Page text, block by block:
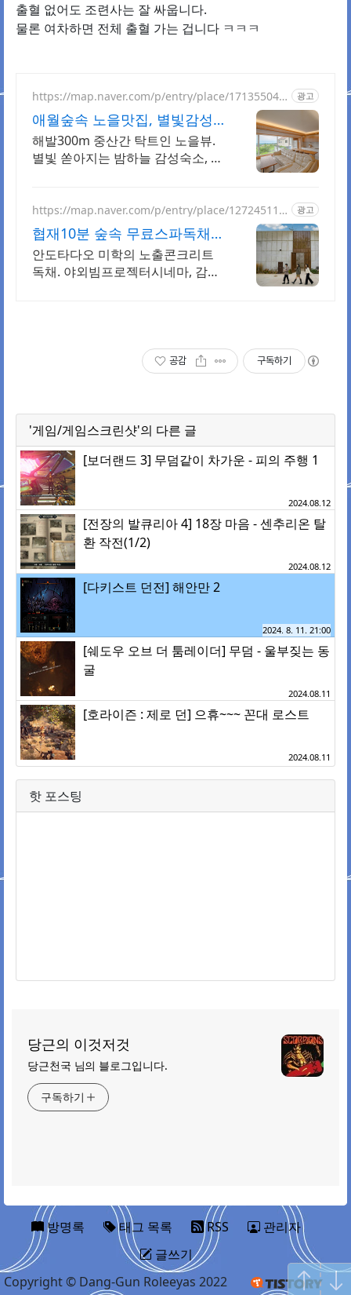
출혈 없어도 조련사는 잘 싸웁니다.
물론 여차하면 전체 출혈 가는 겁니다 ㅋㅋㅋ
https://map.naver.com/p/entry/place/171355044
광고
애월숲속 노을맛집, 별빛감성
아기용품 완벽구비, 대가족
해발300m 중산간 탁트인 노을뷰.
별빛 쏟아지는 밤하늘 감성숙소, 호
라이빗한 대가족 여행
https://map.naver.com/p/entry/place/127245113
광고
협재10분 숲속 무료스파독채
퀸침대 2개 가족/커플 독채
안도타다오 미학의 노출콘크리트
독채. 야외빔프로젝터시네마, 감성
공감 구독하기
'게임/게임스크린샷'의 다른 글
[보더랜드 3] 무덤같이 차가운 - 피의 주행 1
2024.08.12
[전장의 발큐리아 4] 18장 마음 - 센추리온 탈
환 작전(1/2)
2024.08.12
[다키스트 던전] 해안만 2
2024. 8. 11. 21:00
[쉐도우 오브 더 툼레이더] 무덤 - 울부짖는 동
굴
2024.08.11
[호라이즌 : 제로 던] 으휴~~~ 꼰대 로스트
2024.08.11
핫 포스팅
당근의 이것저것
당근천국 님의 블로그입니다.
구독하기
방명록 태그 목록 RSS
관리자
글쓰기
Copyright © Dang-Gun Roleeyas 2022